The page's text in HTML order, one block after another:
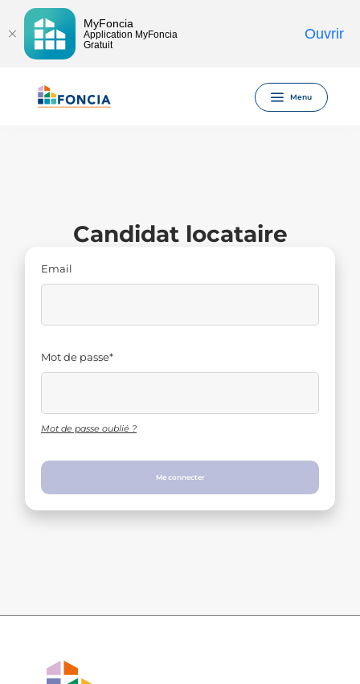
MyFoncia
Application MyFoncia
Gratuit
Ouvrir
Menu
Candidat locataire
Email
Mot de passe
Mot de passe oublié ?
Me connecter